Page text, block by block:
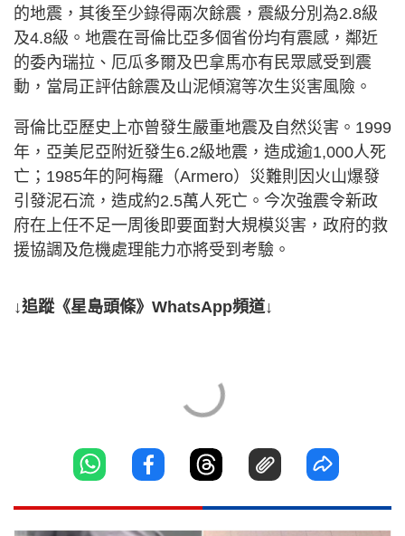
的地震，其後至少錄得兩次餘震，震級分別為2.8級
及4.8級。地震在哥倫比亞多個省份均有震感，鄰近
的委內瑞拉、厄瓜多爾及巴拿馬亦有民眾感受到震
動，當局正評估餘震及山泥傾瀉等次生災害風險。
哥倫比亞歷史上亦曾發生嚴重地震及自然災害。1999
年，亞美尼亞附近發生6.2級地震，造成逾1,000人死
亡；1985年的阿梅羅（Armero）災難則因火山爆發
引發泥石流，造成約2.5萬人死亡。今次強震令新政
府在上任不足一周後即要面對大規模災害，政府的救
援協調及危機處理能力亦將受到考驗。
↓追蹤《星島頭條》WhatsApp頻道↓